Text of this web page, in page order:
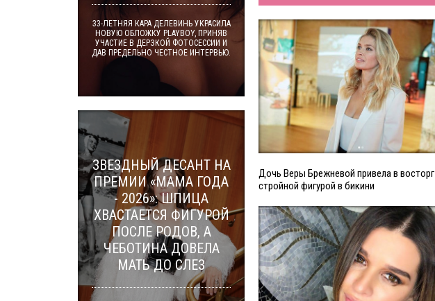
Дочь Веры Брежневой привела в восторг
стройной фигурой в бикини
33-ЛЕТНЯЯ КАРА ДЕЛЕВИНЬ УКРАСИЛА
НОВУЮ ОБЛОЖКУ PLAYBOY, ПРИНЯВ
УЧАСТИЕ В ДЕРЗКОЙ ФОТОСЕССИИ И
ДАВ ПРЕДЕЛЬНО ЧЕСТНОЕ ИНТЕРВЬЮ.
ЗВЕЗДНЫЙ ДЕСАНТ НА
ПРЕМИИ «МАМА ГОДА
- 2026»: ШПИЦА
ХВАСТАЕТСЯ ФИГУРОЙ
ПОСЛЕ РОДОВ, А
ЧЕБОТИНА ДОВЕЛА
МАТЬ ДО СЛЕЗ